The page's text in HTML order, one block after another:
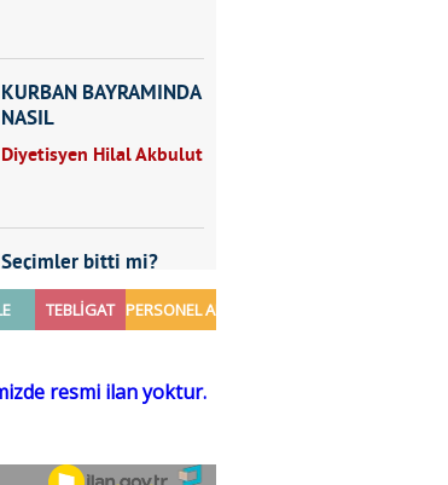
KURBAN BAYRAMINDA
NASIL
BESLENMELİYİZ?
Diyetisyen Hilal Akbulut
Seçimler bitti mi?
Talât Yörük
Sezgin MADRAN